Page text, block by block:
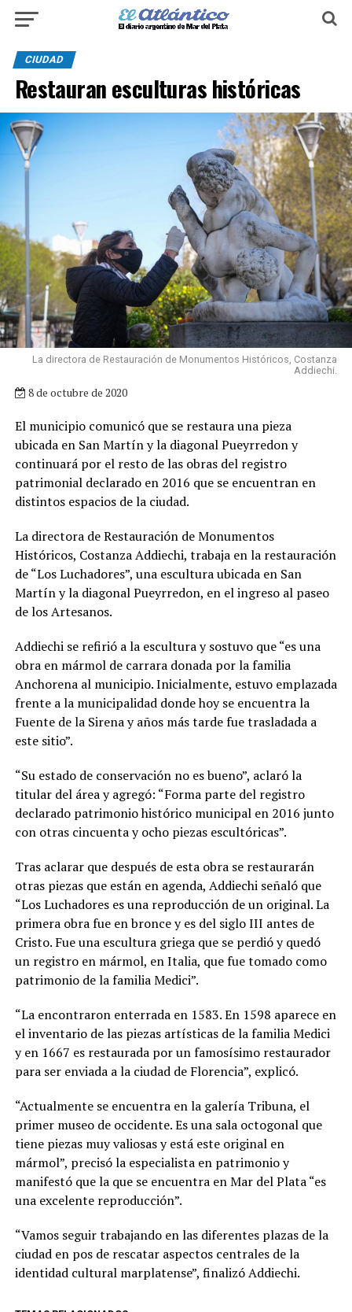
CIUDAD
Restauran esculturas históricas
La directora de Restauración de Monumentos Históricos, Costanza
Addiechi.
8 de octubre de 2020
El municipio comunicó que se restaura una pieza
ubicada en San Martín y la diagonal Pueyrredon y
continuará por el resto de las obras del registro
patrimonial declarado en 2016 que se encuentran en
distintos espacios de la ciudad.
La directora de Restauración de Monumentos
Históricos, Costanza Addiechi, trabaja en la restauración
de “Los Luchadores”, una escultura ubicada en San
Martín y la diagonal Pueyrredon, en el ingreso al paseo
de los Artesanos.
Addiechi se refirió a la escultura y sostuvo que “es una
obra en mármol de carrara donada por la familia
Anchorena al municipio. Inicialmente, estuvo emplazada
frente a la municipalidad donde hoy se encuentra la
Fuente de la Sirena y años más tarde fue trasladada a
este sitio”.
“Su estado de conservación no es bueno”, aclaró la
titular del área y agregó: “Forma parte del registro
declarado patrimonio histórico municipal en 2016 junto
con otras cincuenta y ocho piezas escultóricas”.
Tras aclarar que después de esta obra se restaurarán
otras piezas que están en agenda, Addiechi señaló que
“Los Luchadores es una reproducción de un original. La
primera obra fue en bronce y es del siglo III antes de
Cristo. Fue una escultura griega que se perdió y quedó
un registro en mármol, en Italia, que fue tomado como
patrimonio de la familia Medici”.
“La encontraron enterrada en 1583. En 1598 aparece en
el inventario de las piezas artísticas de la familia Medici
y en 1667 es restaurada por un famosísimo restaurador
para ser enviada a la ciudad de Florencia”, explicó.
“Actualmente se encuentra en la galería Tribuna, el
primer museo de occidente. Es una sala octogonal que
tiene piezas muy valiosas y está este original en
mármol”, precisó la especialista en patrimonio y
manifestó que la que se encuentra en Mar del Plata “es
una excelente reproducción”.
“Vamos seguir trabajando en las diferentes plazas de la
ciudad en pos de rescatar aspectos centrales de la
identidad cultural marplatense”, finalizó Addiechi.